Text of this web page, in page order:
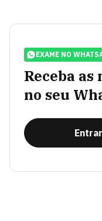
EXAME NO
Receba
no seu